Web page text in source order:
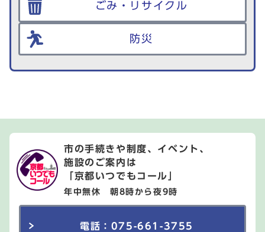
ごみ・リサイクル
防災
市の手続きや制度、イベント、
施設のご案内は
「京都いつでもコール」
年中無休 朝8時から夜9時
電話：075-661-3755